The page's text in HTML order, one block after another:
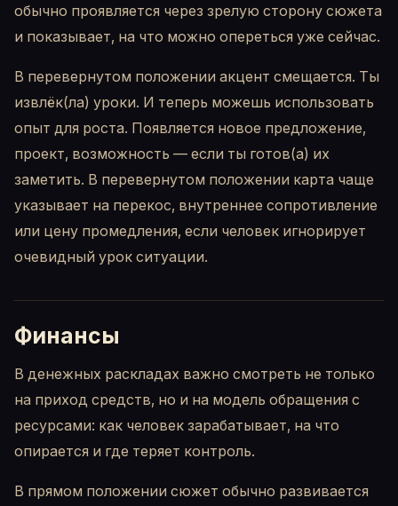
обычно проявляется через зрелую сторону сюжета
и показывает, на что можно опереться уже сейчас.
В перевернутом положении акцент смещается. Ты
извлёк(ла) уроки. И теперь можешь использовать
опыт для роста. Появляется новое предложение,
проект, возможность — если ты готов(а) их
заметить. В перевернутом положении карта чаще
указывает на перекос, внутреннее сопротивление
или цену промедления, если человек игнорирует
очевидный урок ситуации.
Финансы
В денежных раскладах важно смотреть не только
на приход средств, но и на модель обращения с
ресурсами: как человек зарабатывает, на что
опирается и где теряет контроль.
В прямом положении сюжет обычно развивается